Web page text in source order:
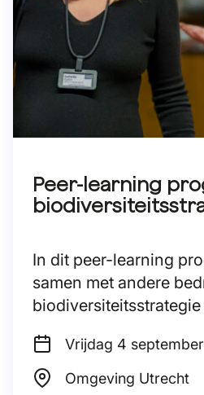
Peer-learning
In dit peer-learning
samen met andere
biodiversiteitsstrategie
Vrijdag 4
Omgeving Utrecht